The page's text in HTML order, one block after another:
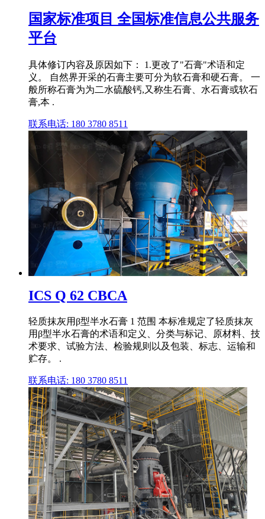
国家标准项目 全国标准信息公共服务
平台
具体修订内容及原因如下： 1.更改了"石膏"术语和定
义。 自然界开采的石膏主要可分为软石膏和硬石膏。 一
般所称石膏为为二水硫酸钙,又称生石膏、水石膏或软石
膏,本 .
联系电话: 180 3780 8511
ICS Q 62 CBCA
轻质抹灰用β型半水石膏 1 范围 本标准规定了轻质抹灰
用β型半水石膏的术语和定义、分类与标记、原材料、技
术要求、试验方法、检验规则以及包装、标志、运输和
贮存。 .
联系电话: 180 3780 8511